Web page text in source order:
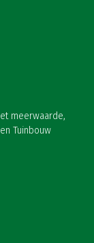
meerwaarde,
Tuinbouw